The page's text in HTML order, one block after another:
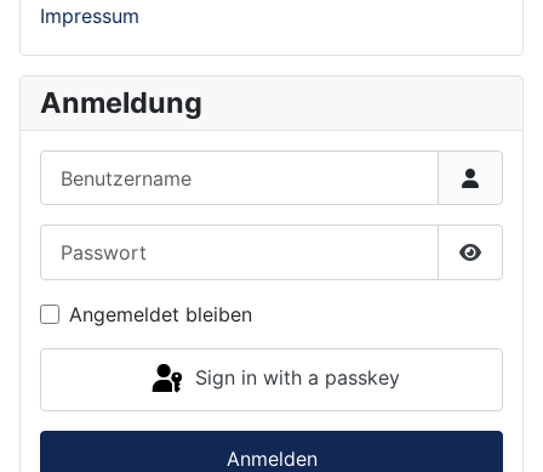
Impressum
Anmeldung
Show
Angemeldet bleiben
Sign in with a passkey
Anmelden